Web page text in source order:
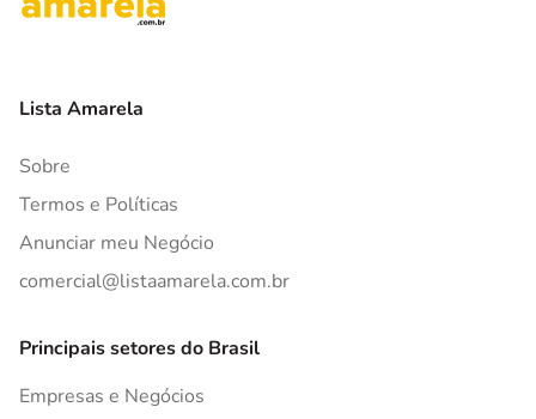
Lista Amarela
Sobre
Termos e Políticas
Anunciar meu Negócio
comercial@listaamarela.com.br
Principais setores do Brasil
Empresas e Negócios